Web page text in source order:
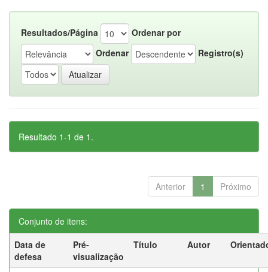
Resultados/Página
Ordenar por
Ordenar
Registro(s)
Resultado 1-1 de 1.
Anterior 1 Próximo
Conjunto de itens:
Data de
defesa
Pré-
visualização
Título Autor